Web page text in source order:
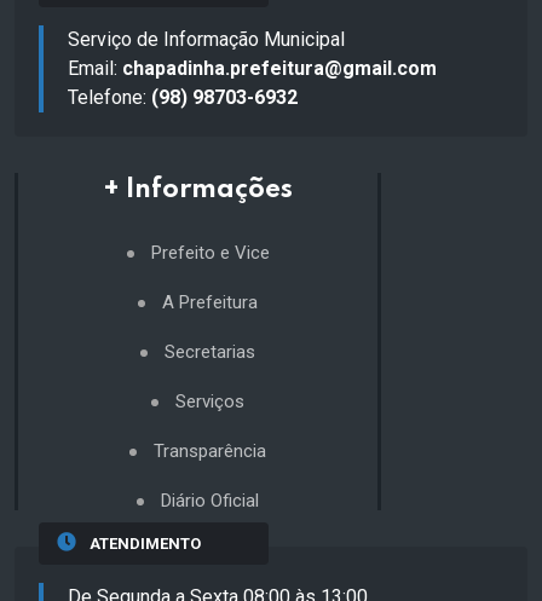
Serviço de Informação Municipal
Email: chapadinha.prefeitura@gmail.com
Telefone: (98) 98703-6932
+ Informações
Prefeito e Vice
A Prefeitura
Secretarias
Serviços
Transparência
Diário Oficial
ATENDIMENTO